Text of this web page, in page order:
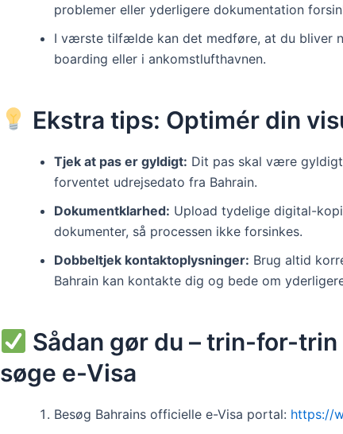
problemer eller yderligere dokumentation
I værste tilfælde kan det medføre, at du bliver
boarding eller i ankomstlufthavnen.
Ekstra tips: Optimér din
Tjek at pas er gyldigt: Dit pas skal være
forventet udrejsedato fra Bahrain.
Dokumentklarhed: Upload tydelige digital-
dokumenter, så processen ikke forsinkes.
Dobbeltjek kontaktoplysninger: Brug altid
Bahrain kan kontakte dig og bede om
Sådan gør du – trin-for-
søge e-Visa
Besøg Bahrains officielle e-Visa portal: https://